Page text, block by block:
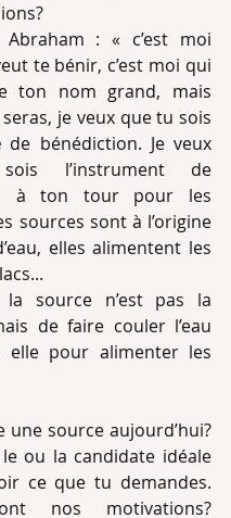
: « c’est moi
te bénir, c’est moi qui
ton nom grand, mais
je veux que tu sois
de bénédiction. Je veux
l’instrument de
à ton tour pour les
sources sont à l’origine
elles alimentent les
source n’est pas la
de faire couler l’eau
pour alimenter les
une source aujourd’hui?
ou la candidate idéale
ce que tu demandes.
nos motivations?